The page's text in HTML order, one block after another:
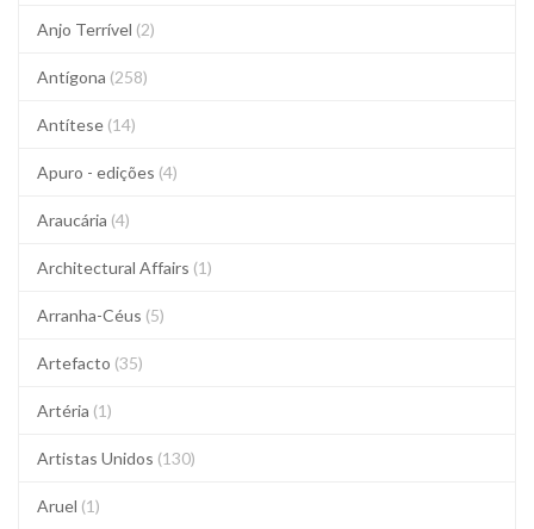
Anjo Terrível (2)
Antígona (258)
Antítese (14)
Apuro - edições (4)
Araucária (4)
Architectural Affairs (1)
Arranha-Céus (5)
Artefacto (35)
Artéria (1)
Artistas Unidos (130)
Aruel (1)